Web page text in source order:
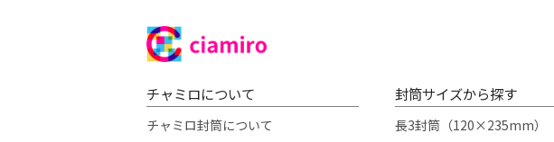
チャミロについて
チャミロ封筒について
封筒サイズから探す
長3封筒（120×235mm）